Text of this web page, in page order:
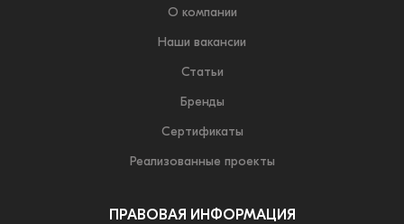
О компании
Наши вакансии
Статьи
Бренды
Сертификаты
Реализованные проекты
ПРАВОВАЯ ИНФОРМАЦИЯ